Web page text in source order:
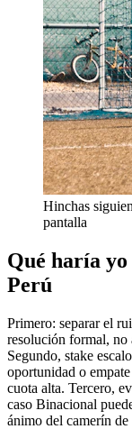
Hinchas
pantalla
Qué haría yo
Perú
Primero: separar el
resolución formal, no
Segundo, stake
oportunidad o
cuota alta. Tercero,
caso Binacional
ánimo del camerín